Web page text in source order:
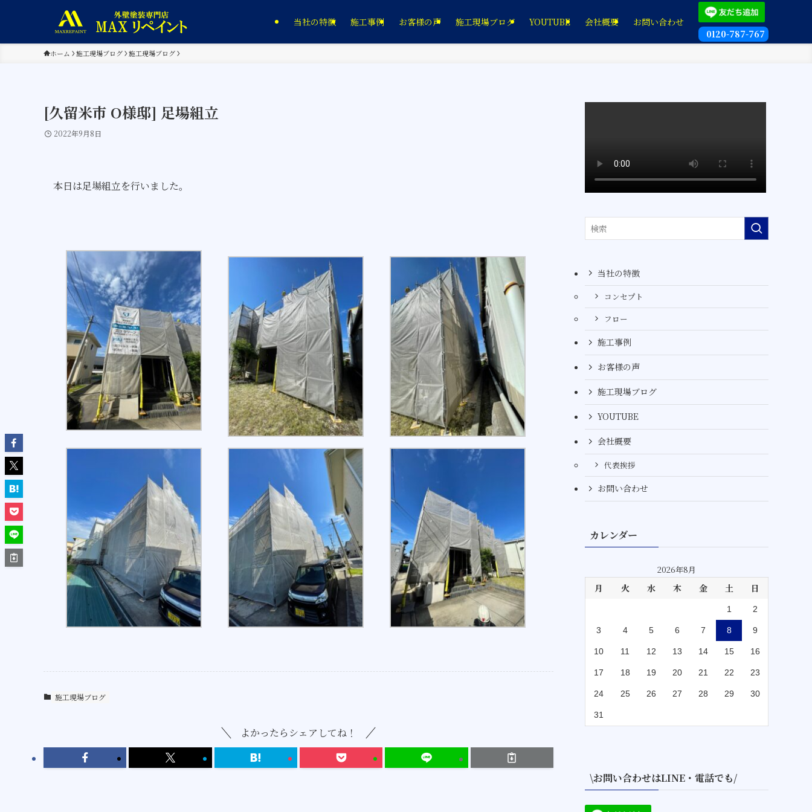
当社の特徴 施工事例 お客様の声 施工現場ブログ YOUTUBE 会社概要
お問い合わせ
0120-787-767
ホーム 施工現場ブログ 施工現場ブログ
[久留米市 O様邸] 足場組立
2022年9月8日
本日は足場組立を行いました。
施工現場ブログ
よかったらシェアしてね！
当社の特徴
コンセプト
フロー
施工事例
お客様の声
施工現場ブログ
YOUTUBE
会社概要
代表挨拶
お問い合わせ
カレンダー
2026年8月
月 火 水 木 金 土 日
1 2
3 4 5 6 7 8 9
10 11 12 13 14 15 16
17 18 19 20 21 22 23
24 25 26 27 28 29 30
31
\お問い合わせはLINE・電話でも/